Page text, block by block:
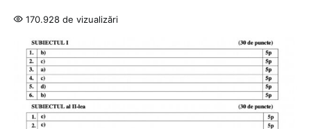
170.928 de vizualizări